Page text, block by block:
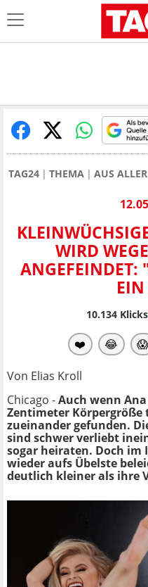
TAG24 THEMA AUS
WIRD
ANGEFEINDET:
10.134Klicks
❤️ 😂 😱
Von Elias Kroll
Chicago -Auch wenn
Zentimeter Körpergröße
zueinander gefunden.
sind schwer verliebt
sogar heiraten. Doch
wieder aufs Übelste
deutlich kleiner als ihre